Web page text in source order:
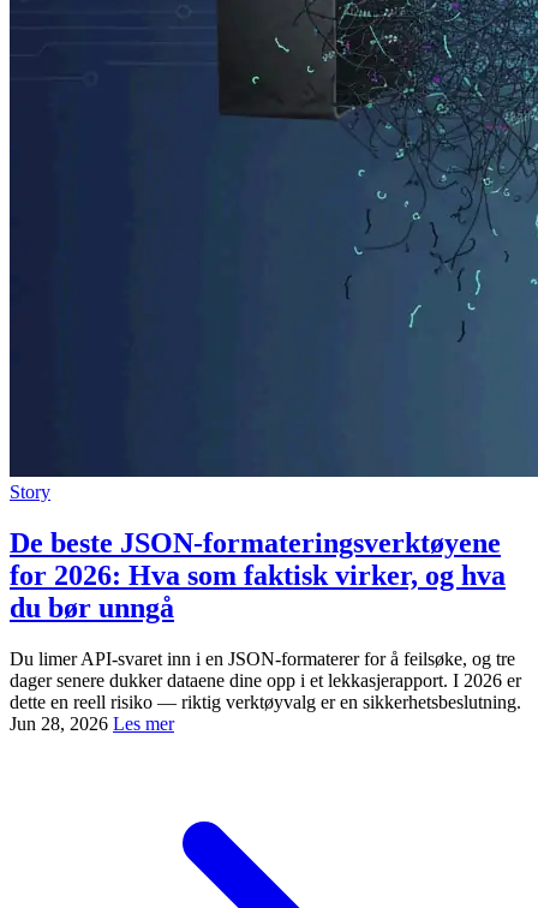
Story
De beste JSON-formateringsverktøyene
for 2026: Hva som faktisk virker, og hva
du bør unngå
Du limer API-svaret inn i en JSON-formaterer for å feilsøke, og tre
dager senere dukker dataene dine opp i et lekkasjerapport. I 2026 er
dette en reell risiko — riktig verktøyvalg er en sikkerhetsbeslutning.
Jun 28, 2026 Les mer